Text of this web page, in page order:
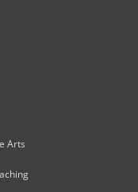
Arts